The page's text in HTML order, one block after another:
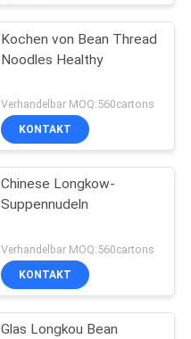
Kochen von Bean Thread
Noodles Healthy
Verhandelbar MOQ:560cartons
KONTAKT
Chinese Longkow-
Suppennudeln
Verhandelbar MOQ:560cartons
KONTAKT
Glas Longkou Bean